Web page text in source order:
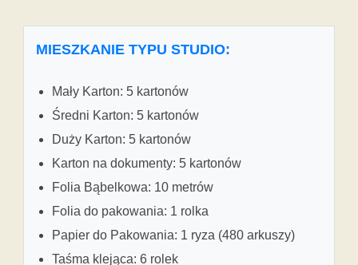
MIESZKANIE TYPU STUDIO:
Mały Karton: 5 kartonów
Średni Karton: 5 kartonów
Duży Karton: 5 kartonów
Karton na dokumenty: 5 kartonów
Folia Bąbelkowa: 10 metrów
Folia do pakowania: 1 rolka
Papier do Pakowania: 1 ryza (480 arkuszy)
Taśma klejąca: 6 rolek